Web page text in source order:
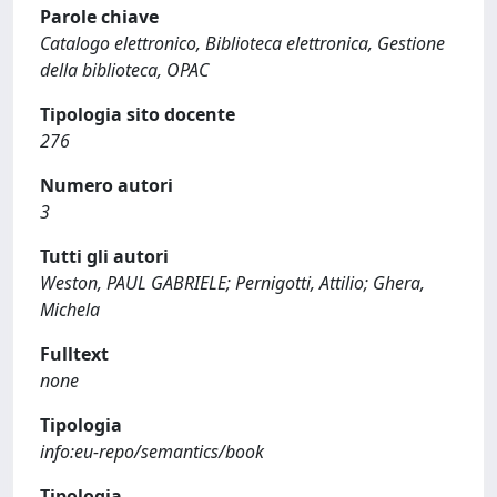
Parole chiave
Catalogo elettronico, Biblioteca elettronica, Gestione
della biblioteca, OPAC
Tipologia sito docente
276
Numero autori
3
Tutti gli autori
Weston, PAUL GABRIELE; Pernigotti, Attilio; Ghera,
Michela
Fulltext
none
Tipologia
info:eu-repo/semantics/book